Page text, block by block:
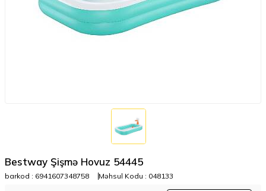
Bestway Şişmə Hovuz 54445
barkod : 6941607348758 Məhsul Kodu : 048133